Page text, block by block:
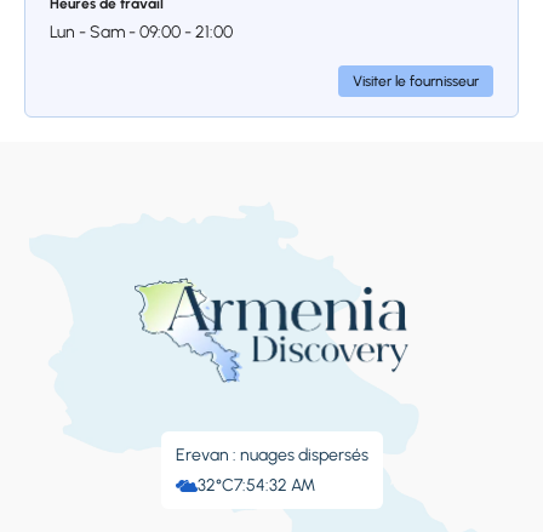
patrimoine architectural de l’Arménie de la
période médiévale.
Saghmosavank
Il existe en Arménie de très nombreuses
structures datant du XIIIe siècle. Celle-ci est
le Saghmosavank. Cet ensemble monastique,
avoir reçu son nom des chants d'église et des
psaumes. Grâce à la fructueuse activité de
construction de la dynastie Vachoutian,
souveraine de l'Arménie médiévale, ce
Heures de travail
Lun - Sam - 09:00 - 21:00
Visiter le fournisseur
Erevan : nuages ​​dispersés
32°C7:54:33 AM